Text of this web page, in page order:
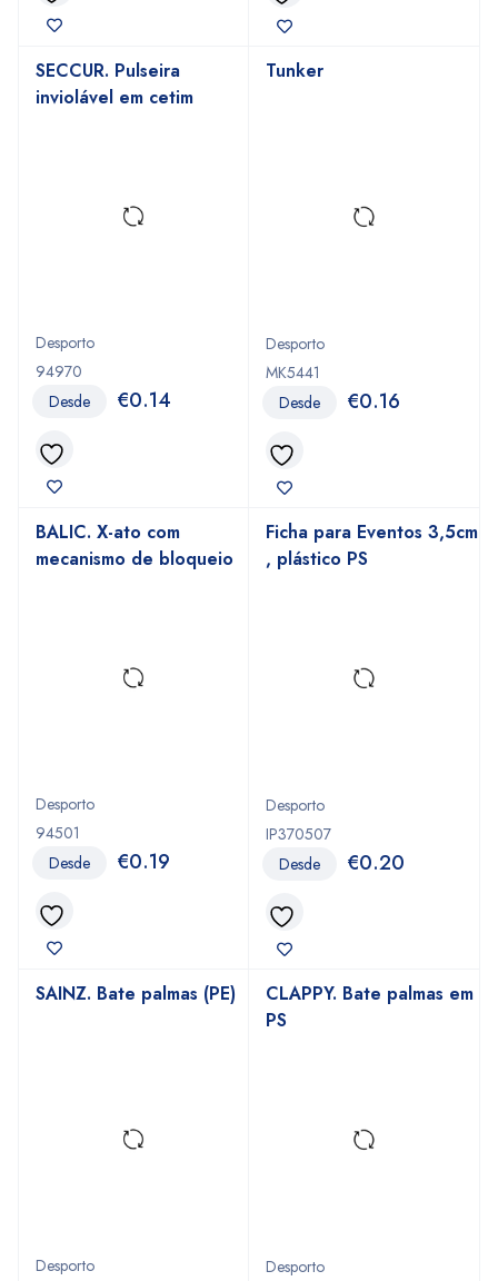
Desporto
94970
SECCUR. Pulseira
inviolável em cetim
Desde €0.14
Desporto
MK5441
Tunker
Desde €0.16
Desporto
94501
BALIC. X-ato com
mecanismo de bloqueio
Desde €0.19
Desporto
IP370507
Ficha para Eventos 3,5cm
, plástico PS
Desde €0.20
Desporto
SAINZ. Bate palmas (PE)
Desporto
CLAPPY. Bate palmas em
PS